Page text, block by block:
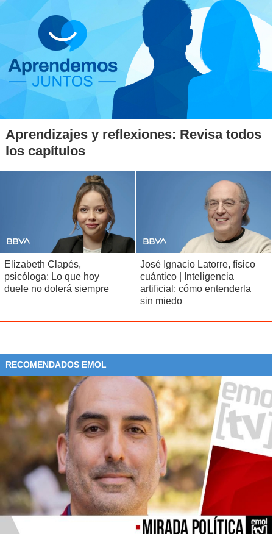
Aprendizajes y reflexiones: Revisa todos
los capítulos
Elizabeth Clapés,
psicóloga: Lo que hoy
duele no dolerá siempre
José Ignacio Latorre, físico
cuántico | Inteligencia
artificial: cómo entenderla
sin miedo
RECOMENDADOS EMOL